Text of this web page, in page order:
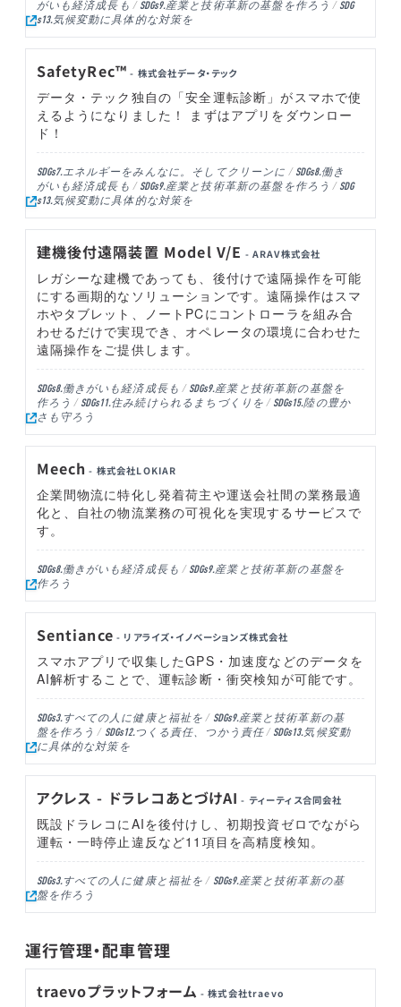
がいも経済成長も SDGs9.産業と技術革新の基盤を作ろう
SDG
s13.気候変動に具体的な対策を
SafetyRec™ - 株式会社データ・テック
データ・テック独自の「安全運転診断」がスマホで使
えるようになりました！ まずはアプリをダウンロー
ド！
SDGs7.エネルギーをみんなに。そしてクリーンに SDGs8.働き
がいも経済成長も
SDGs9.産業と技術革新の基盤を作ろう
SDG
s13.気候変動に具体的な対策を
建機後付遠隔装置 Model V/E - ARAV株式会社
レガシーな建機であっても、後付けで遠隔操作を可能
にする画期的なソリューションです。遠隔操作はスマ
ホやタブレット、ノートPCにコントローラを組み合
わせるだけで実現でき、オペレータの環境に合わせた
遠隔操作をご提供します。
SDGs8.働きがいも経済成長も SDGs9.産業と技術革新の基盤を
作ろう
SDGs11.住み続けられるまちづくりを SDGs15.陸の豊か
さも守ろう
Meech - 株式会社LOKIAR
企業間物流に特化し発着荷主や運送会社間の業務最適
化と、自社の物流業務の可視化を実現するサービスで
す。
SDGs8.働きがいも経済成長も SDGs9.産業と技術革新の基盤を
作ろう
Sentiance - リアライズ・イノベーションズ株式会社
スマホアプリで収集したGPS・加速度などのデータを
AI解析することで、運転診断・衝突検知が可能です。
SDGs3.すべての人に健康と福祉を SDGs9.産業と技術革新の基
盤を作ろう
SDGs12.つくる責任、つかう責任 SDGs13.気候変動
に具体的な対策を
アクレス - ドラレコあとづけAI - ティーティス合同会社
既設ドラレコにAIを後付けし、初期投資ゼロでながら
運転・一時停止違反など11項目を高精度検知。
SDGs3.すべての人に健康と福祉を SDGs9.産業と技術革新の基
盤を作ろう
運行管理・配車管理
traevoプラットフォーム - 株式会社traevo